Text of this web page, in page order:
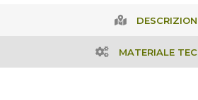
MATERIALE